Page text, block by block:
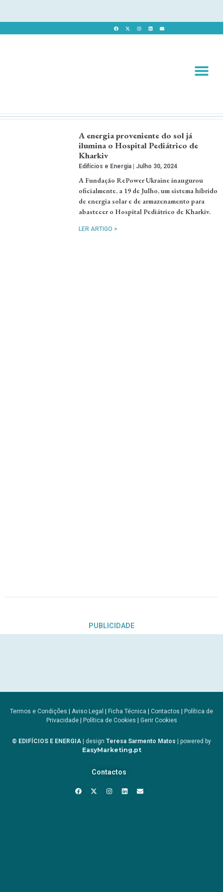
A energia proveniente do sol já
ilumina o Hospital Pediátrico de
Kharkiv
Edifícios e Energia Julho 30, 2024
A Fundação RePower Ukraine inaugurou
oficialmente, a 19 de Julho, um sistema híbrido
de energia solar e de armazenamento para
abastecer o Hospital Pediátrico de Kharkiv.
LER ARTIGO >
PUBLICIDADE
Termos e Condições | Aviso Legal | Ficha Técnica | Contactos | Política de
Privacidade| Política de Cookies | Gerir Cookies
© EDIFÍCIOS E ENERGIA | design Teresa Sarmento Matos | powered by
EasyMarketing.pt
Contactos